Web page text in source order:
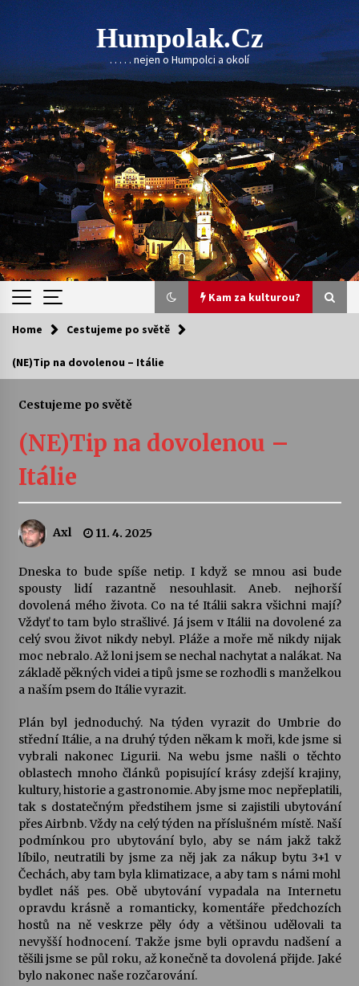
Skip
to
content
Humpolak.cz
. . . . . nejen o Humpolci a okolí
Kam za kulturou?
Kam za kulturou?
Sukuba Ensemble
Veselí muzikanti
Pozvánka na integrační festival Quijotova
šedesátka: 28. 7.–1. 8. 2026
28. 7. 2026
Letní koncerty ve Stromovce: Kolchoz a
Jenakaši
Votavžatský ploty
23. 7. 2026
Letní koncerty ve Stromovce: Rufus Miller
22. 7. 2026
Vysočinka
17. 7. 2026
Ozvěny prázdnin
Home Cestujeme po světě
(NE)Tip na dovolenou – Itálie
Cestujeme po světě
(NE)Tip na dovolenou –
Itálie
Axl 11. 4. 2025
Dneska to bude spíše netip. I když se mnou asi bude
spousty lidí razantně nesouhlasit. Aneb. nejhorší
dovolená mého života. Co na té Itálii sakra všichni mají?
Vždyť to tam bylo strašlivé. Já jsem v Itálii na dovolené za
celý svou život nikdy nebyl. Pláže a moře mě nikdy nijak
moc nebralo. Až loni jsem se nechal nachytat a nalákat. Na
základě pěkných videi a tipů jsme se rozhodli s manželkou
a naším psem do Itálie vyrazit.
Plán byl jednoduchý. Na týden vyrazit do Umbrie do
střední Itálie, a na druhý týden někam k moři, kde jsme si
vybrali nakonec Ligurii. Na webu jsme našli o těchto
oblastech mnoho článků popisující krásy zdejší krajiny,
kultury, historie a gastronomie. Aby jsme moc nepřeplatili,
tak s dostatečným předstihem jsme si zajistili ubytování
přes Airbnb. Vždy na celý týden na příslušném místě. Naší
podmínkou pro ubytování bylo, aby se nám jakž takž
líbilo, neutratili by jsme za něj jak za nákup bytu 3+1 v
Čechách, aby tam byla klimatizace, a aby tam s námi mohl
bydlet náš pes. Obě ubytování vypadala na Internetu
opravdu krásně a romanticky, komentáře předchozích
hostů na ně veskrze pěly ódy a většinou udělovali ta
nevyšší hodnocení. Takže jsme byli opravdu nadšení a
těšili jsme se půl roku, až konečně ta dovolená přijde. Jaké
bylo nakonec naše rozčarování.